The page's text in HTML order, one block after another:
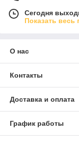
Сегодня
Показать весь
О нас
Контакты
Доставка и оплата
График работы